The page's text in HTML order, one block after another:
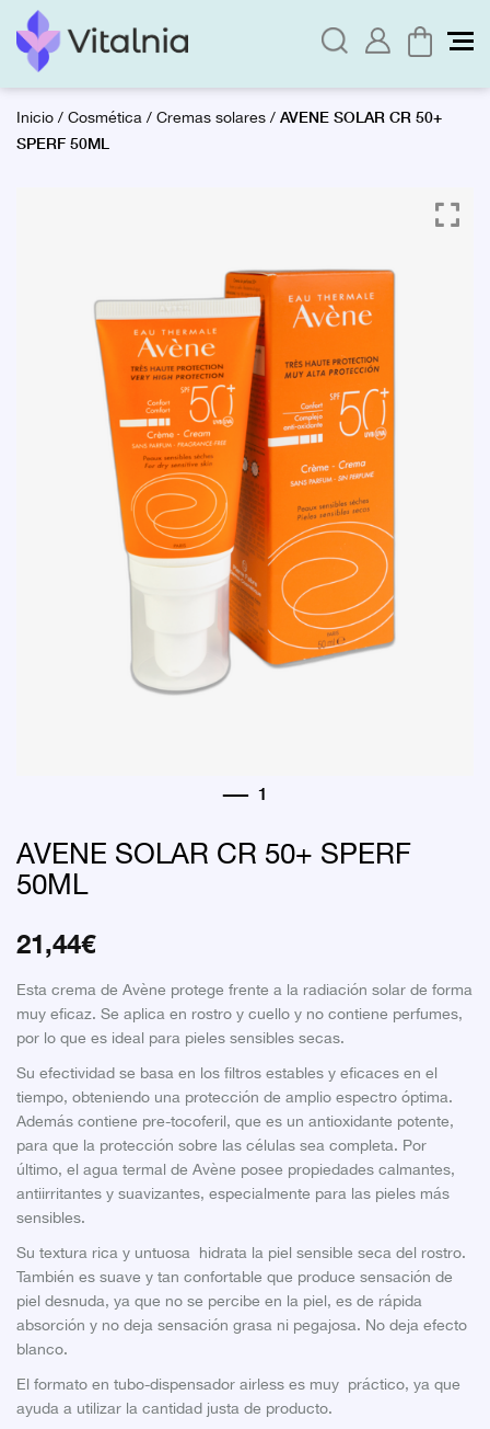
Inicio/Cosmética/Cremas solares/ AVENE SOLAR CR 50+
SPERF 50ML
AVENE SOLAR CR 50+ SPERF
50ML
21,44€
Esta crema de Avène protege frente a la radiación solar de forma
muy eficaz. Se aplica en rostro y cuello y no contiene perfumes,
por lo que es ideal para pieles sensibles secas.
Su efectividad se basa en los filtros estables y eficaces en el
tiempo, obteniendo una protección de amplio espectro óptima.
Además contiene pre-tocoferil, que es un antioxidante potente,
para que la protección sobre las células sea completa. Por
último, el agua termal de Avène posee propiedades calmantes,
antiirritantes y suavizantes, especialmente para las pieles más
sensibles.
Su textura rica y untuosa hidrata la piel sensible seca del rostro.
También es suave y tan confortable que produce sensación de
piel desnuda, ya que no se percibe en la piel, es de rápida
absorción y no deja sensación grasa ni pegajosa. No deja efecto
blanco.
El formato en tubo-dispensador airless es muy práctico, ya que
ayuda a utilizar la cantidad justa de producto.